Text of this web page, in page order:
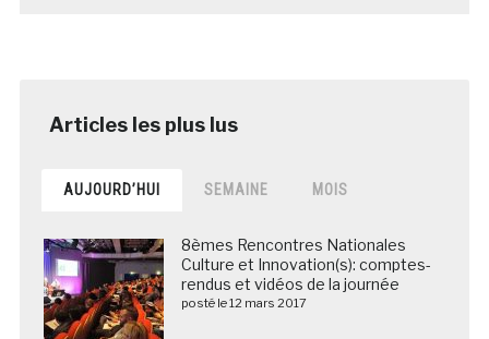
AUJOURD’HUI SEMAINE MOIS
8èmes Rencontres Nationales
Culture et Innovation(s): comptes-
rendus et vidéos de la journée
posté le 12 mars 2017